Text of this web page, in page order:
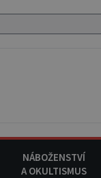
si na ulici zavolá
NÁBOŽENSTVÍ
A OKULTISMUS